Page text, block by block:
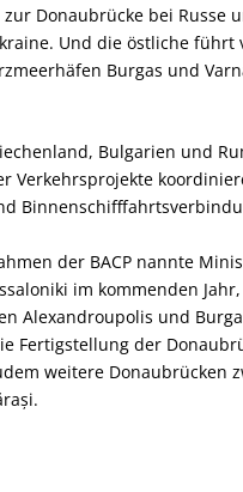
Donaubrücke bei Russe
Und die östliche führt
Burgas und
Bulgarien und
Verkehrsprojekte
der BACP nannte
im kommenden
Alexandroupolis und
Fertigstellung der
weitere Donaubrücken